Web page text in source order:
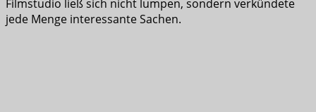
Filmstudio ließ sich nicht lumpen, sondern verkündete
jede Menge interessante Sachen.